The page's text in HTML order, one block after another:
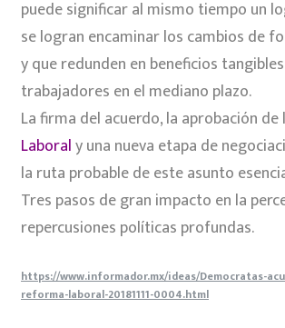
puede significar al mismo tiempo un
se logran encaminar los cambios de
y que redunden en beneficios
trabajadores en el mediano plazo.
La firma del acuerdo, la aprobación de
Laboraly una nueva etapa de
la ruta probable de este asunto
Tres pasos de gran impacto en la
repercusiones políticas profundas.
https://www.informador.mx/ideas/Democratas-
reforma-laboral-20181111-0004.html